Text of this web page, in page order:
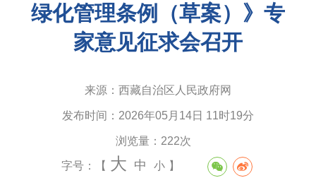
绿化管理条例（草案）》专
家意见征求会召开
来源： 西藏自治区人民政府网
发布时间： 2026年05月14日 11时19分
浏览量： 222次
字号：【 大 中 小 】